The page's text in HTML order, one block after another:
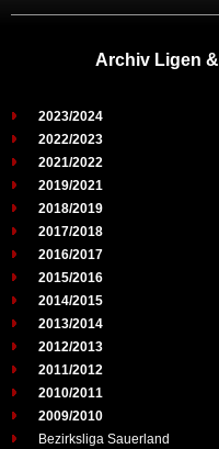
Archiv Ligen
2023/2024
2022/2023
2021/2022
2019/2021
2018/2019
2017/2018
2016/2017
2015/2016
2014/2015
2013/2014
2012/2013
2011/2012
2010/2011
2009/2010
Bezirksliga Sauerland